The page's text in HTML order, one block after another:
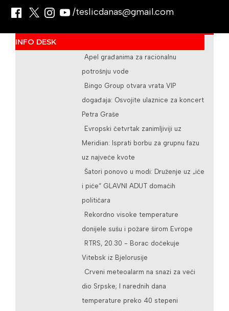
/teslicdanas@gmail.com
INFO DESK
Apel građanima za racionalnu
potrošnju vode
Bingo Group otvara vrata VIP
događaja: Osvojite ulaznice za koncert
Petra Graše
Evropski četvrtak zanimljiviji uz
Meridian: Isprati borbu za grupnu fazu
uz najveće kvote
Šatori ponovo u modi: Druženje uz „iće
i piće“ GLAVNI ADUT domaćih
političara
Rekordno visoke temperature
donijele sušu i požare širom Evrope
RTRS, 20.30 - Borac dočekuje
Vitebsk iz Bjelorusije
Crveni meteoalarm na snazi za veći
dio Srpske; I narednih dana
temperature preko 40 stepeni